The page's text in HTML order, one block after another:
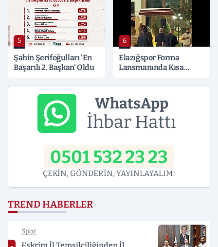
5
Şahin Şerifoğulları 'En
Başarılı 2. Başkan' Oldu
6
Elazığspor Forma
Lansmanında Kısa
WhatsApp
İhbar Hattı
0501 532 23 23
ÇEKİN, GÖNDERİN, YAYINLAYALIM!
TREND HABERLER
Spor